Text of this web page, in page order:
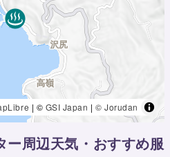
| © GSI Japan |© Jorudan
ー周辺天気・おすすめ服